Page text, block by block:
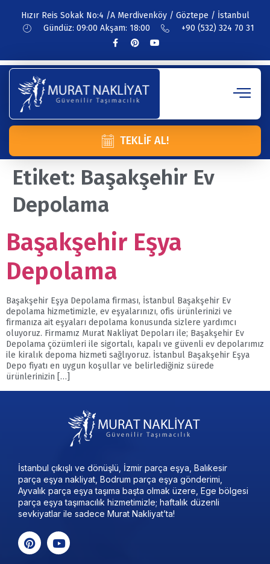
Hızır Reis Sokak No:4 /A Merdivenköy / Göztepe / İstanbul
Gündüz: 09:00 Akşam: 18:00
+90 (532) 324 70 31
TEKLIF AL!
Etiket: Başakşehir Ev
Depolama
Başakşehir Eşya
Depolama
Başakşehir Eşya Depolama firması, İstanbul Başakşehir Ev
depolama hizmetimizle, ev eşyalarınızı, ofis ürünlerinizi ve
firmanıza ait eşyaları depolama konusunda sizlere yardımcı
oluyoruz. Firmamız Murat Nakliyat Depoları ile; Başakşehir Ev
Depolama çözümleri ile sigortalı, kapalı ve güvenli ev depolarımız
ile kiralık depoma hizmeti sağlıyoruz. İstanbul Başakşehir Eşya
Depo fiyatı en uygun koşullar ve belirlediğiniz sürede
ürünlerinizin […]
İstanbul çıkışlı ve dönüşlü, İzmir parça eşya, Balıkesir
parça eşya nakliyat, Bodrum parça eşya gönderimi,
Ayvalık parça eşya taşıma başta olmak üzere, Ege bölgesi
parça eşya taşımacılık hizmetimizle; haftalık düzenli
sevkiyatlar ile sadece Murat Nakliyat’ta!